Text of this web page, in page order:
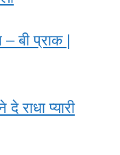
बी प्राक |
राधा प्यारी